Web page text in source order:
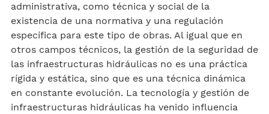
administrativa, como técnica y social de la
existencia de una normativa y una regulación
específica para este tipo de obras. Al igual que en
otros campos técnicos, la gestión de la seguridad de
las infraestructuras hidráulicas no es una práctica
rígida y estática, sino que es una técnica dinámica
en constante evolución. La tecnología y gestión de
infraestructuras hidráulicas ha venido influencia